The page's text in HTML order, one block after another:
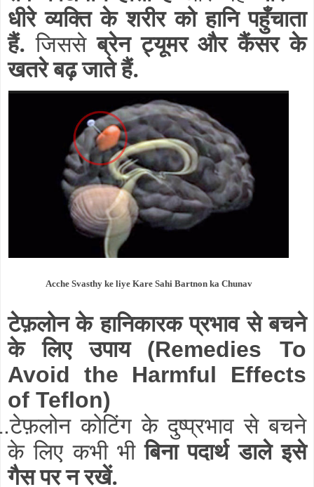
धीरे व्यक्ति के शरीर को हानि पहुँचाता
हैं. जिससेब्रेन ट्यूमर और कैंसर के
खतरे बढ़ जाते हैं.
Acche Svasthy ke liye Kare Sahi Bartnon ka Chunav
टेफ़लोन के हानिकारक प्रभाव से बचने
के लिए उपाय
(Remedies To
Avoid the Harmful Effects
of Teflon)
टेफ़लोन कोटिंग के दुष्प्रभाव से बचने
के लिए कभी भीबिना पदार्थ डाले इसे
गैस पर न रखें.